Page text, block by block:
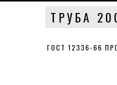
ТРУБА
ГОСТ 12336-66